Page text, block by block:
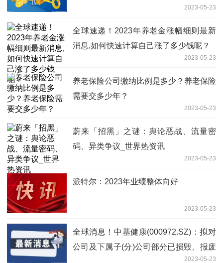
2023-05-23
全球速递！2023年养老金涨幅细则最新
消息,如何快速计算自己涨了多少钱呢？
2023-05-23
养老保险公司缴纳比例是多少？养老保险
需要交多少年？
2023-05-23
蔚来「招黑」之谜：舆论恶战、流量密
码、异类争议_世界热资讯
2023-05-23
派特尔：2023年业绩整体向好
2023-05-23
全球消息！中基健康(000972.SZ)：拟对
公司及下属子(分)公司部分已损毁、报废
2023-05-23